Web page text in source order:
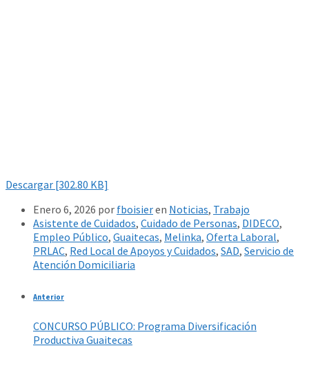
Descargar [302.80 KB]
Enero 6, 2026 por fboisieren Noticias, Trabajo
Asistente de Cuidados, Cuidado de Personas, DIDECO,
Empleo Público, Guaitecas, Melinka, Oferta Laboral,
PRLAC, Red Local de Apoyos y Cuidados, SAD, Servicio de
Atención Domiciliaria
Anterior
CONCURSO PÚBLICO: Programa Diversificación
Productiva Guaitecas